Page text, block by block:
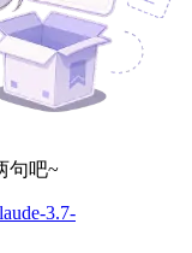
句吧~
3.7-